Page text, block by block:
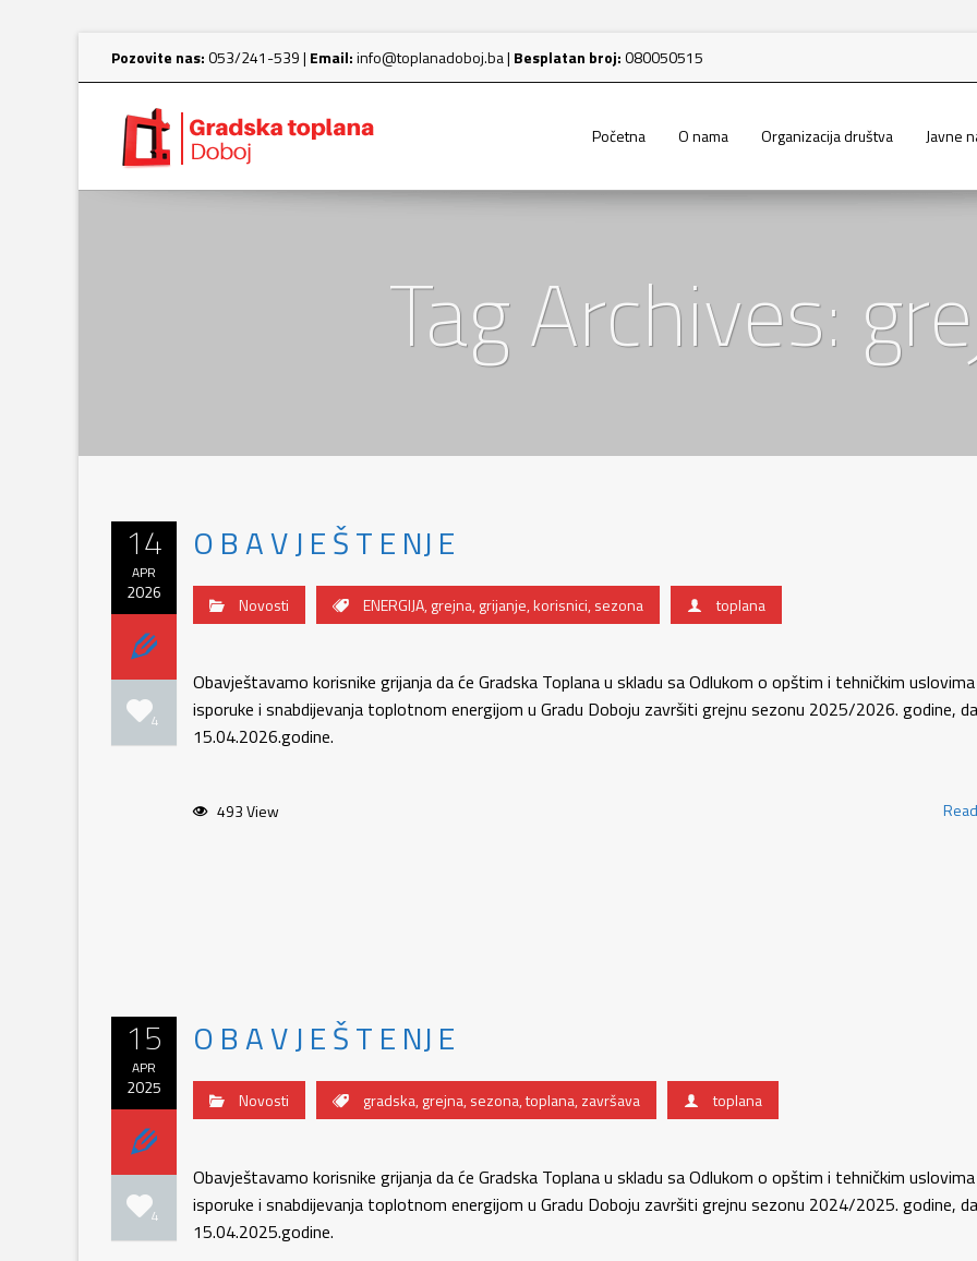
Pozovite nas:053/241-539 | Email:info@toplanadoboj.ba| Besplatan broj:080050515
Početna O nama Organizacija društva Javne
Tag Archives:
14
APR
2026
4
O B A V J E Š T E NJ E
Novosti ENERGIJA,grejna,grijanje,korisnici,sezona toplana
Obavještavamo korisnike grijanja da će Gradska Toplana u skladu sa Odlukom o opštim i tehničkim uslovima
isporuke i snabdijevanja toplotnom energijom u Gradu Doboju završiti grejnu sezonu 2025/2026. godine,
15.04.2026.godine.
493 View
15
APR
2025
4
O B A V J E Š T E NJ E
Novosti gradska,grejna,sezona,toplana,završava toplana
Obavještavamo korisnike grijanja da će Gradska Toplana u skladu sa Odlukom o opštim i tehničkim uslovima
isporuke i snabdijevanja toplotnom energijom u Gradu Doboju završiti grejnu sezonu 2024/2025. godine,
15.04.2025.godine.